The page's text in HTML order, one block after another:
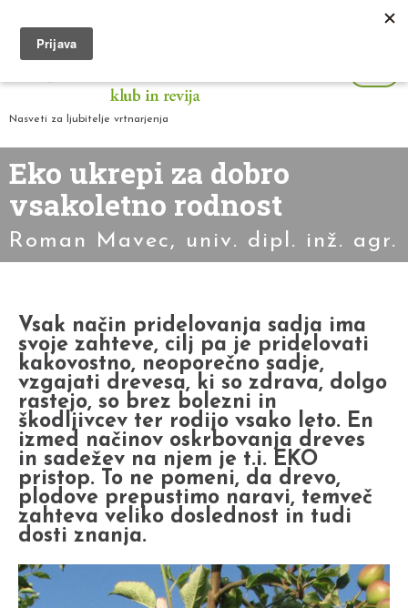
Nasveti za ljubitelje vrtnarjenja
Eko ukrepi za dobro
vsakoletno rodnost
Roman Mavec, univ. dipl. inž. agr.
Vsak način pridelovanja sadja ima
svoje zahteve, cilj pa je pridelovati
kakovostno, neoporečno sadje,
vzgajati drevesa, ki so zdrava, dolgo
rastejo, so brez bolezni in
škodljivcev ter rodijo vsako leto. En
izmed načinov oskrbovanja dreves
in sadežev na njem je t.i. EKO
pristop. To ne pomeni, da drevo,
plodove prepustimo naravi, temveč
zahteva veliko doslednost in tudi
dosti znanja.